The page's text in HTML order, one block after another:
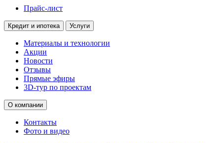
Прайс-лист
Кредит и ипотека Услуги
Материалы и технологии
Акции
Новости
Отзывы
Прямые эфиры
3D-тур по проектам
О компании
Контакты
Фото и видео